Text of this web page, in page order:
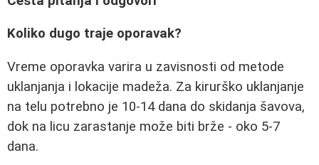
Koliko dugo traje oporavak?
Vreme oporavka varira u zavisnosti od metode
uklanjanja i lokacije madeža. Za kirurško uklanjanje
na telu potrebno je 10-14 dana do skidanja šavova,
dok na licu zarastanje može biti brže - oko 5-7
dana.